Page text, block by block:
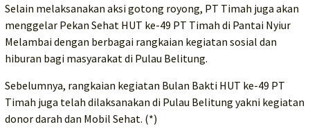
Selain melaksanakan aksi gotong royong, PT Timah juga akan
menggelar Pekan Sehat HUT ke-49 PT Timah di Pantai Nyiur
Melambai dengan berbagai rangkaian kegiatan sosial dan
hiburan bagi masyarakat di Pulau Belitung.
Sebelumnya, rangkaian kegiatan Bulan Bakti HUT ke-49 PT
Timah juga telah dilaksanakan di Pulau Belitung yakni kegiatan
donor darah dan Mobil Sehat. (*)